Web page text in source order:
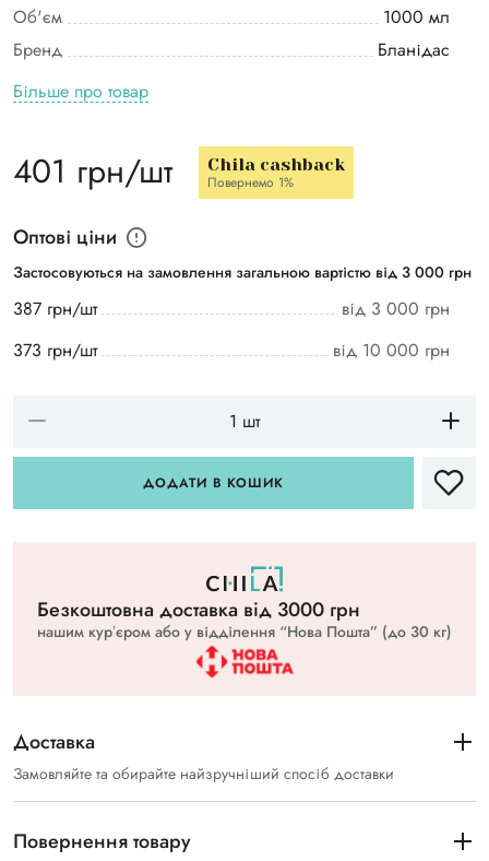
Об'єм
1000 мл
Бренд
Бланідас
Більше про товар
401 грн/шт Chila cashback
Повернемо 1%
Оптові ціни
Застосовуються на замовлення загальною вартістю від 3 000 грн
387 грн/шт
від 3 000 грн
373 грн/шт
від 10 000 грн
ДОДАТИ В КОШИК
Безкоштовна доставка вiд 3000 грн
нашим курʼєром або у відділення “Нова Пошта” (до 30 кг)
Доставка
Замовляйте та обирайте найзручніший спосіб доставки
Повернення товару